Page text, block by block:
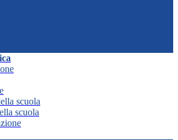
scuola
scuola